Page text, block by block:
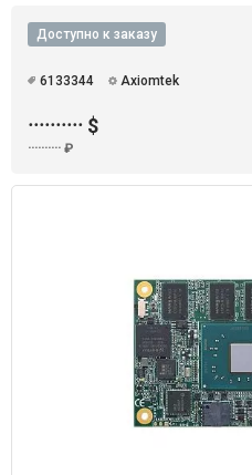
Доступно к заказу
6133344 Axiomtek
·········· $
·········· ₽